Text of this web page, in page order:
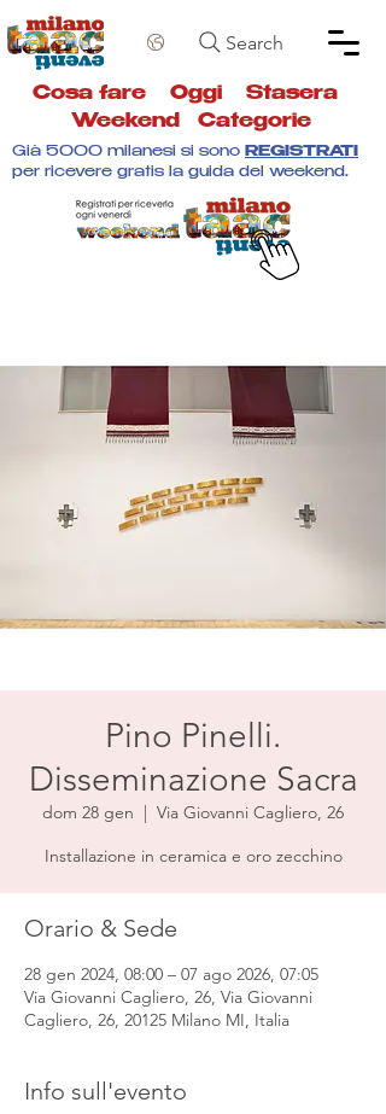
Search
Cosa fare Oggi Stasera
Weekend
Categorie
Già 5000 milanesi si sono REGISTRATI
per ricevere gratis la guida del weekend.
Pino Pinelli.
Disseminazione Sacra
dom 28 gen
  |
Via Giovanni Cagliero, 26
Installazione in ceramica e oro zecchino
Orario & Sede
28 gen 2024, 08:00 – 07 ago 2026, 07:05
Via Giovanni Cagliero, 26, Via Giovanni
Cagliero, 26, 20125 Milano MI, Italia
Info sull'evento